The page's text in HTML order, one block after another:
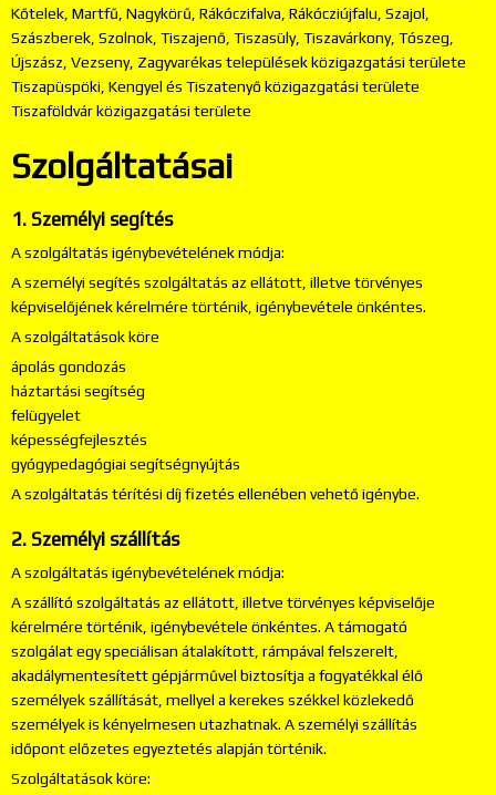
Kőtelek, Martfű, Nagykörű, Rákóczifalva, Rákócziújfalu, Szajol,
Szászberek, Szolnok, Tiszajenő, Tiszasüly, Tiszavárkony, Tószeg,
Újszász, Vezseny, Zagyvarékas települések közigazgatási területe
Tiszapüspöki, Kengyel és Tiszatenyő közigazgatási területe
Tiszaföldvár közigazgatási területe
Szolgáltatásai
1. Személyi segítés
A szolgáltatás igénybevételének módja:
A személyi segítés szolgáltatás az ellátott, illetve törvényes
képviselőjének kérelmére történik, igénybevétele önkéntes.
A szolgáltatások köre
ápolás gondozás
háztartási segítség
felügyelet
képességfejlesztés
gyógypedagógiai segítségnyújtás
A szolgáltatás térítési díj fizetés ellenében vehető igénybe.
2. Személyi szállítás
A szolgáltatás igénybevételének módja:
A szállító szolgáltatás az ellátott, illetve törvényes képviselője
kérelmére történik, igénybevétele önkéntes. A támogató
szolgálat egy speciálisan átalakított, rámpával felszerelt,
akadálymentesített gépjárművel biztosítja a fogyatékkal élő
személyek szállítását, mellyel a kerekes székkel közlekedő
személyek is kényelmesen utazhatnak. A személyi szállítás
időpont előzetes egyeztetés alapján történik.
Szolgáltatások köre: